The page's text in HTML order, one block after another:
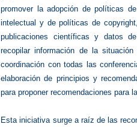
promover la adopción de políticas
intelectual y de políticas de
publicaciones científicas y datos
recopilar información de la
coordinación con todas las
elaboración de principios y
para proponer recomendaciones para
Esta iniciativa surge a raíz de las